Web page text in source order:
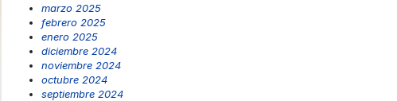
marzo 2025
febrero 2025
enero 2025
diciembre 2024
noviembre 2024
octubre 2024
septiembre 2024